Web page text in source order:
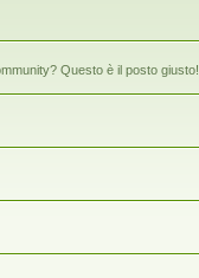
Questo è il posto giusto!